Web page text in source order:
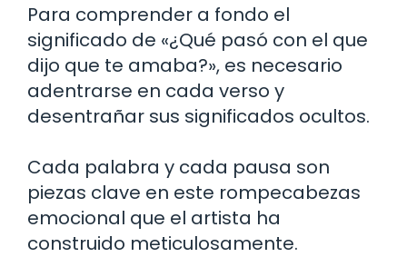
Para comprender a fondo el
significado de «¿Qué pasó con el que
dijo que te amaba?», es necesario
adentrarse en cada verso y
desentrañar sus significados ocultos.
Cada palabra y cada pausa son
piezas clave en este rompecabezas
emocional que el artista ha
construido meticulosamente.